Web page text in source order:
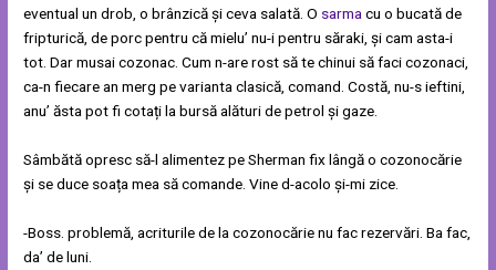
eventual un drob, o brânzică și ceva salată. O sarmacu o bucată de
fripturică, de porc pentru că mielu’ nu-i pentru săraki, și cam asta-i
tot. Dar musai cozonac. Cum n-are rost să te chinui să faci cozonaci,
ca-n fiecare an merg pe varianta clasică, comand. Costă, nu-s ieftini,
anu’ ăsta pot fi cotați la bursă alături de petrol și gaze.
Sâmbătă opresc să-l alimentez pe Sherman fix lângă o cozonocărie
și se duce soața mea să comande. Vine d-acolo și-mi zice.
-Boss. problemă, acriturile de la cozonocărie nu fac rezervări. Ba fac,
da’ de luni.